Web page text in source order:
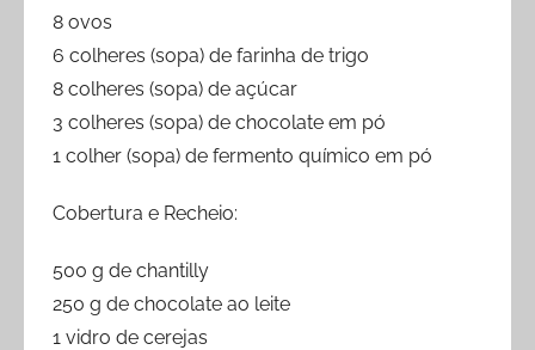
8 ovos
6 colheres (sopa) de farinha de trigo
8 colheres (sopa) de açúcar
3 colheres (sopa) de chocolate em pó
1 colher (sopa) de fermento químico em pó
Cobertura e Recheio:
500 g de chantilly
250 g de chocolate ao leite
1 vidro de cerejas